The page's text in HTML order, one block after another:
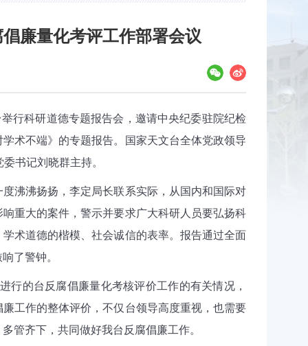
廉量化考评工作部署会议
科研道德专题报告会，邀请中央纪委驻院纪检
术不端》的专题报告。国家天文台全体党政领导
书记刘晓群主持。
沸扬扬，李定局长联系实际，从国内和国际对
重大的案件，警示并要求广大科研人员要弘扬科
术道德的楷模、社会诚信的表率。报告通过全面
了警钟。
的台反腐倡廉量化考核评价工作的有关情况，
工作的整体评价，不仅台领导高度重视，也需要
管齐下，共同做好我台反腐倡廉工作。